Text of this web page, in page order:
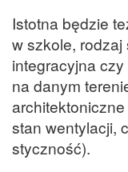
Istotna będzie
w szkole, rodzaj
integracyjna
na danym
architektoniczne
stan wentylacji,
styczność).